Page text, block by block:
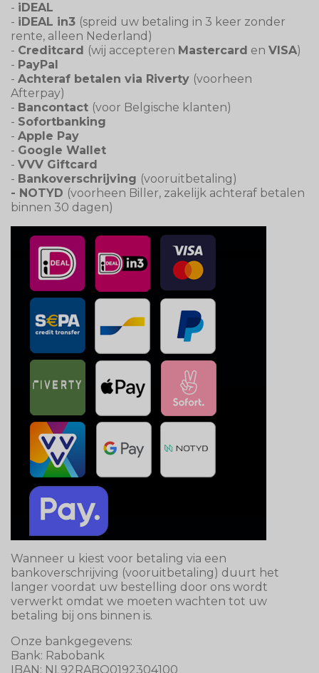
- iDEAL
- iDEAL in3 (spreid uw betaling in 3 keer zonder
rente, alleen Nederland)
- Creditcard (wij accepteren Mastercard en VISA)
- PayPal
- Achteraf betalen via Riverty (voorheen
Afterpay)
- Bancontact (voor Belgische klanten)
- Sofortbanking
- Apple Pay
- Google Wallet
- VVV Giftcard
- Bankoverschrijving (vooruitbetaling)
- NOTYD (voorheen Biller, zakelijk achteraf betalen
binnen 30 dagen)
Wanneer u kiest voor betaling via een
bankoverschrijving (vooruitbetaling) duurt het
langer voordat uw bestelling door ons wordt
verwerkt omdat we moeten wachten tot uw
betaling bij ons binnen is.
Onze bankgegevens:
Bank: Rabobank
IBAN: NL92RABO0192304100